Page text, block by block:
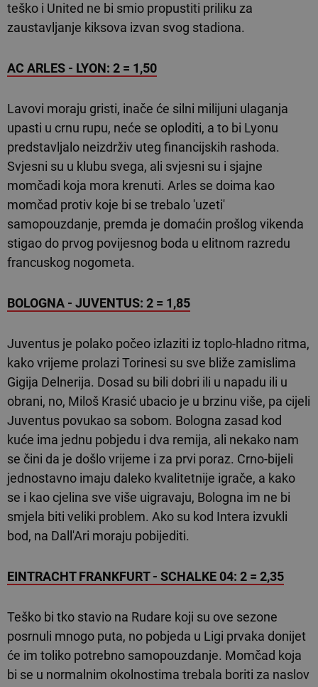
teško i United ne bi smio propustiti priliku za
zaustavljanje kiksova izvan svog stadiona.
AC ARLES - LYON: 2 = 1,50
Lavovi moraju gristi, inače će silni milijuni ulaganja
upasti u crnu rupu, neće se oploditi, a to bi Lyonu
predstavljalo neizdrživ uteg financijskih rashoda.
Svjesni su u klubu svega, ali svjesni su i sjajne
momčadi koja mora krenuti. Arles se doima kao
momčad protiv koje bi se trebalo 'uzeti'
samopouzdanje, premda je domaćin prošlog vikenda
stigao do prvog povijesnog boda u elitnom razredu
francuskog nogometa.
BOLOGNA - JUVENTUS: 2 = 1,85
Juventus je polako počeo izlaziti iz toplo-hladno ritma,
kako vrijeme prolazi Torinesi su sve bliže zamislima
Gigija Delnerija. Dosad su bili dobri ili u napadu ili u
obrani, no, Miloš Krasić ubacio je u brzinu više, pa cijeli
Juventus povukao sa sobom. Bologna zasad kod
kuće ima jednu pobjedu i dva remija, ali nekako nam
se čini da je došlo vrijeme i za prvi poraz. Crno-bijeli
jednostavno imaju daleko kvalitetnije igrače, a kako
se i kao cjelina sve više uigravaju, Bologna im ne bi
smjela biti veliki problem. Ako su kod Intera izvukli
bod, na Dall'Ari moraju pobijediti.
EINTRACHT FRANKFURT - SCHALKE 04: 2 = 2,35
Teško bi tko stavio na Rudare koji su ove sezone
posrnuli mnogo puta, no pobjeda u Ligi prvaka donijet
će im toliko potrebno samopouzdanje. Momčad koja
bi se u normalnim okolnostima trebala boriti za naslov